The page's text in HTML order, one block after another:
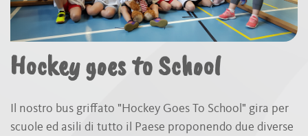
Hockey goes to School
Il nostro bus griffato "Hockey Goes To School" gira per
scuole ed asili di tutto il Paese proponendo due diverse